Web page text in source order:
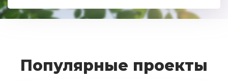
Популярные проекты